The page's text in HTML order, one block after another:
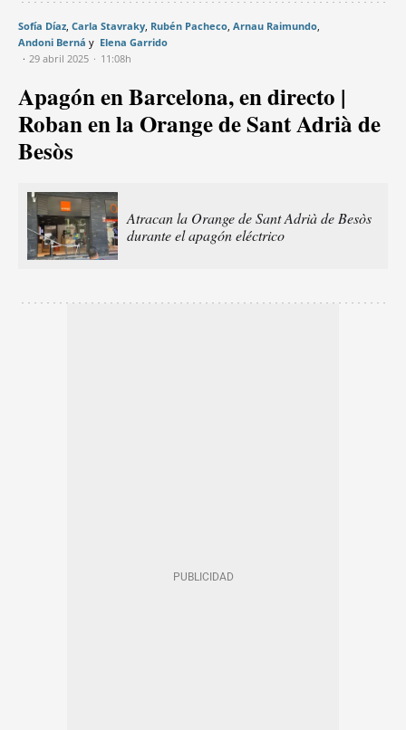
Sofía Díaz Carla Stavraky Rubén Pacheco Arnau Raimundo
Andoni Berná
Elena Garrido
29 abril 2025
11:08h
Apagón en Barcelona, en directo |
Roban en la Orange de Sant Adrià de
Besòs
Atracan la Orange de Sant Adrià de Besòs
durante el apagón eléctrico